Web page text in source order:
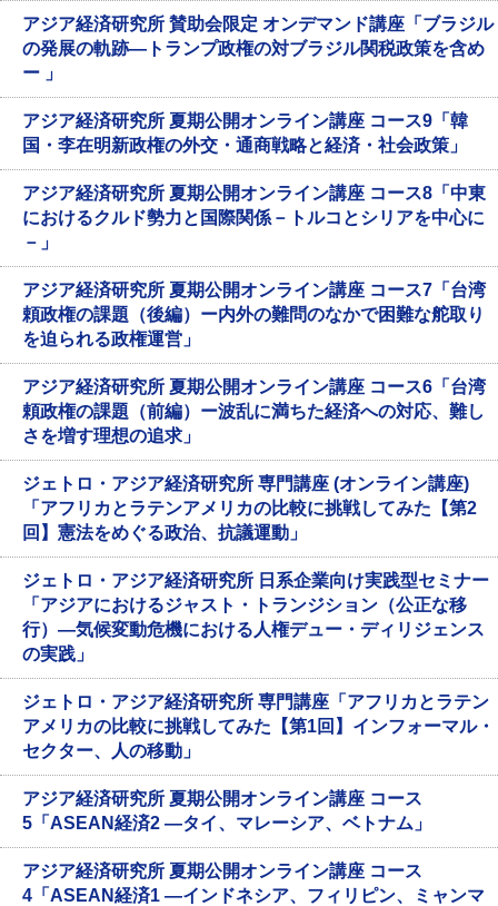
アジア経済研究所 賛助会限定 オンデマンド講座「ブラジル
の発展の軌跡—トランプ政権の対ブラジル関税政策を含め
ー 」
アジア経済研究所 夏期公開オンライン講座 コース9「韓
国・李在明新政権の外交・通商戦略と経済・社会政策」
アジア経済研究所 夏期公開オンライン講座 コース8「中東
におけるクルド勢力と国際関係－トルコとシリアを中心に
－」
アジア経済研究所 夏期公開オンライン講座 コース7「台湾
頼政権の課題（後編）ー内外の難問のなかで困難な舵取り
を迫られる政権運営」
アジア経済研究所 夏期公開オンライン講座 コース6「台湾
頼政権の課題（前編）ー波乱に満ちた経済への対応、難し
さを増す理想の追求」
ジェトロ・アジア経済研究所 専門講座 (オンライン講座)
「アフリカとラテンアメリカの比較に挑戦してみた【第2
回】憲法をめぐる政治、抗議運動」
ジェトロ・アジア経済研究所 日系企業向け実践型セミナー
「アジアにおけるジャスト・トランジション（公正な移
行）―気候変動危機における人権デュー・ディリジェンス
の実践」
ジェトロ・アジア経済研究所 専門講座「アフリカとラテン
アメリカの比較に挑戦してみた【第1回】インフォーマル・
セクター、人の移動」
アジア経済研究所 夏期公開オンライン講座 コース
5「ASEAN経済2 ―タイ、マレーシア、ベトナム」
アジア経済研究所 夏期公開オンライン講座 コース
4「ASEAN経済1 ―インドネシア、フィリピン、ミャンマ